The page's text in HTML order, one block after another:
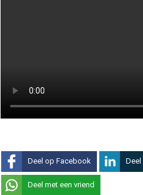
Deel op Facebook Deel
Deel met een vriend